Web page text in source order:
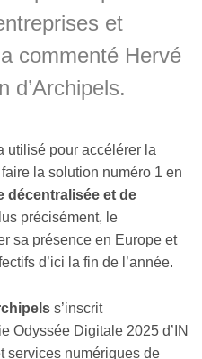
et
commenté Hervé
d’Archipels.
utilisé pour accélérer la
la solution numéro 1 en
décentralisée et de
précisément, le
sa présence en Europe et
d’ici la fin de l’année.
s’inscrit
Odyssée Digitale 2025 d’IN
services numériques de